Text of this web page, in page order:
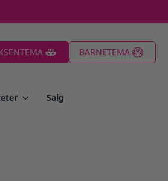
BARNETEMA
Salg